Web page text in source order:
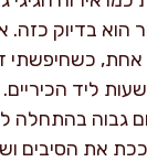
הוא בדיוק כזה.
אחת,
ליד
גבוה בהתחלה
את הסיבים